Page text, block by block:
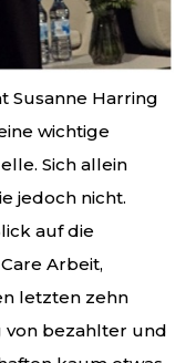
Susanne Harring
wichtige
Sich allein
jedoch nicht.
auf die
Arbeit,
letzten zehn
von bezahlter und